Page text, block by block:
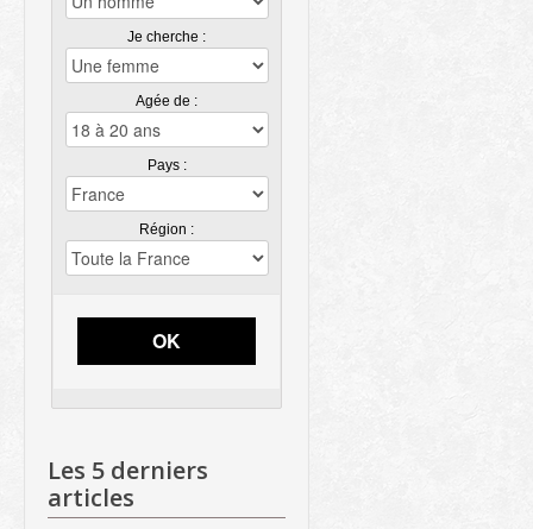
Je cherche :
Agée de :
Pays :
Région :
OK
Les 5 derniers
articles